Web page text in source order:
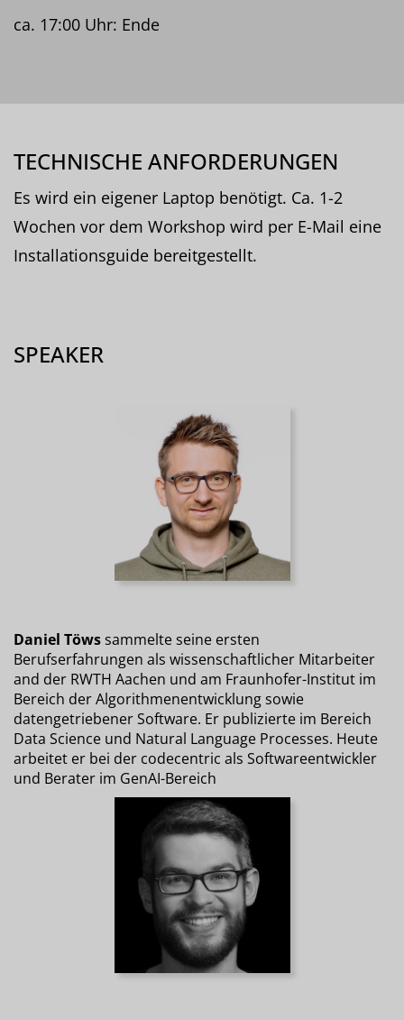
ca. 17:00 Uhr: Ende
TECHNISCHE ANFORDERUNGEN
Es wird ein eigener Laptop benötigt. Ca. 1-2
Wochen vor dem Workshop wird per E-Mail eine
Installationsguide bereitgestellt.
SPEAKER
Daniel Töwssammelte seine ersten
Berufserfahrungen als wissenschaftlicher Mitarbeiter
and der RWTH Aachen und am Fraunhofer-Institut im
Bereich der Algorithmenentwicklung sowie
datengetriebener Software. Er publizierte im Bereich
Data Science und Natural Language Processes. Heute
arbeitet er bei der codecentric als Softwareentwickler
und Berater im GenAI-Bereich